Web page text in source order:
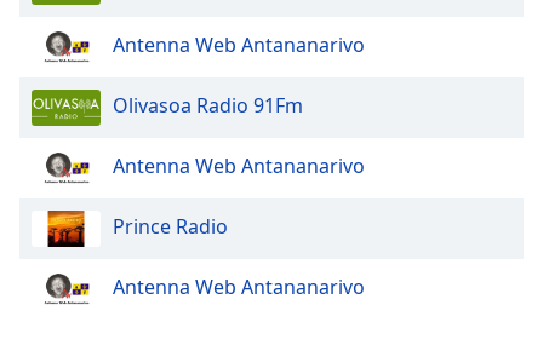
Family
Reset
Close
Dialog
dialog
Antenna Web Antananarivo
Olivasoa Radio 91Fm
Antenna Web Antananarivo
Prince Radio
Antenna Web Antananarivo